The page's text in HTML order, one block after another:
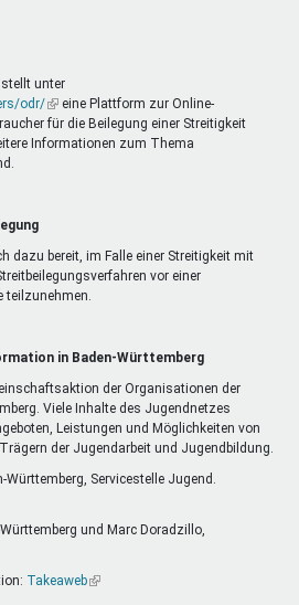
unter
odr/(Link
ist
extern)
eine Plattform zur Online-
für die Beilegung einer Streitigkeit
Informationen zum Thema
dazu bereit, im Falle einer Streitigkeit mit
vor einer
in Baden-Württemberg
der Organisationen der
Viele Inhalte des Jugendnetzes
Leistungen und Möglichkeiten von
der Jugendarbeit und Jugendbildung.
Servicestelle Jugend.
und Marc Doradzillo,
Takeaweb(Link